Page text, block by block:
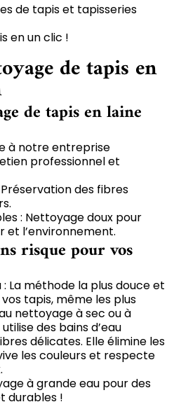
de tapis et tapisseries
en un clic !
de tapis en
de tapis en laine
à notre entreprise
professionnel et
des fibres
: Nettoyage doux pour
l’environnement.
risque pour vos
La méthode la plus douce et
tapis, même les plus
nettoyage à sec ou à
des bains d’eau
délicates. Elle élimine les
les couleurs et respecte
à grande eau pour des
durables !